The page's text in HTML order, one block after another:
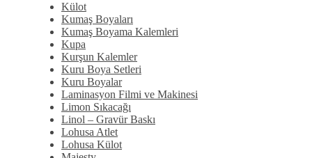
Külot
Kumaş Boyaları
Kumaş Boyama Kalemleri
Kupa
Kurşun Kalemler
Kuru Boya Setleri
Kuru Boyalar
Laminasyon Filmi ve Makinesi
Limon Sıkacağı
Linol – Gravür Baskı
Lohusa Atlet
Lohusa Külot